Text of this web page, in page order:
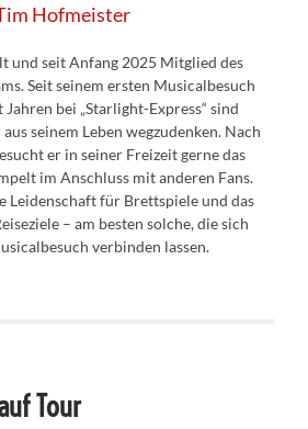
Hofmeister
und seit Anfang 2025 Mitglied des
Seit seinem ersten Musicalbesuch
bei „Starlight-Express“ sind
seinem Leben wegzudenken. Nach
er in seiner Freizeit gerne das
im Anschluss mit anderen Fans.
Leidenschaft für Brettspiele und das
– am besten solche, die sich
verbinden lassen.
Tour